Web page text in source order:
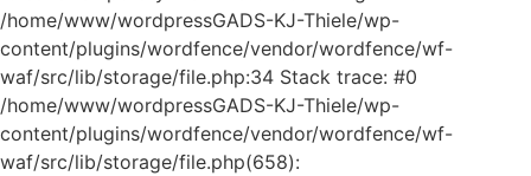
/home/www/wordpressGADS-KJ-Thiele/wp-
content/plugins/wordfence/vendor/wordfence/wf-
waf/src/lib/storage/file.php:34 Stack trace: #0
/home/www/wordpressGADS-KJ-Thiele/wp-
content/plugins/wordfence/vendor/wordfence/wf-
waf/src/lib/storage/file.php(658):